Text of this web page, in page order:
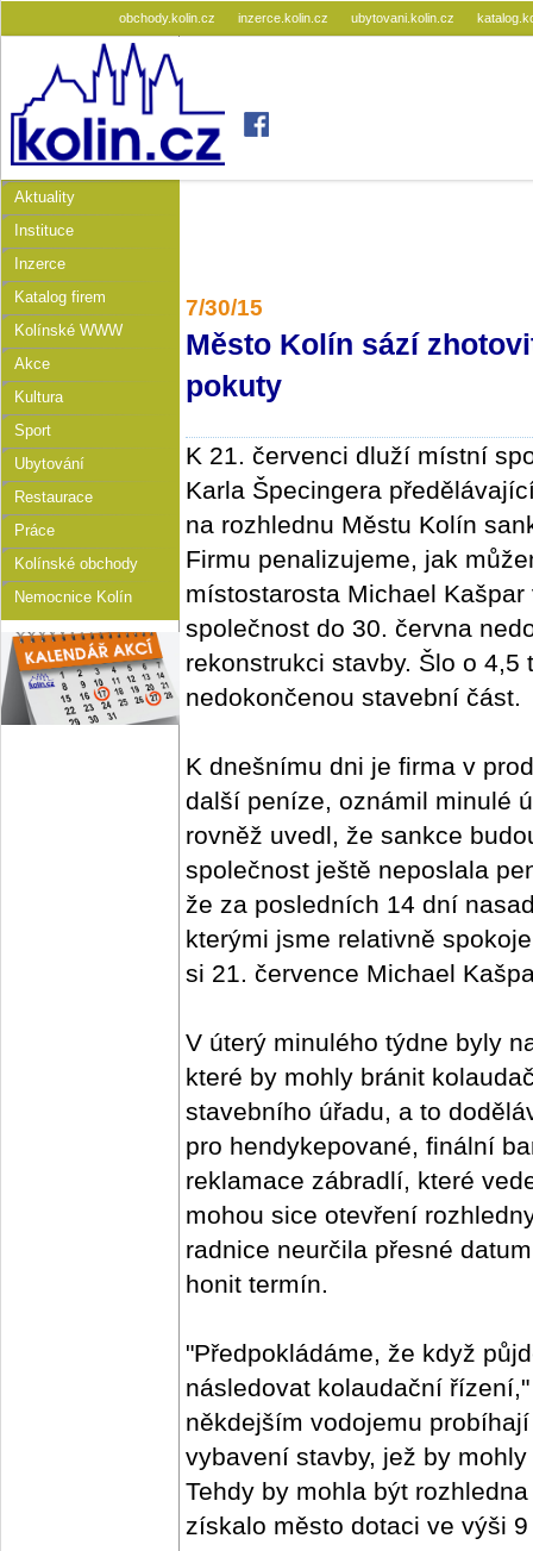
obchody.kolin.cz inzerce.kolin.cz ubytovani.kolin.cz
Aktuality
Instituce
Inzerce
Katalog firem
Kolínské WWW
Akce
Kultura
Sport
Ubytování
Restaurace
Práce
Kolínské obchody
Nemocnice Kolín
7/30/15
Město Kolín sází
pokuty
K 21. červenci dluží místní
Karla Špecingera
na rozhlednu Městu Kolín
Firmu penalizujeme, jak
místostarosta Michael
společnost do 30. června
rekonstrukci stavby. Šlo o
nedokončenou stavební část.
K dnešnímu dni je firma v
další peníze, oznámil minulé
rovněž uvedl, že sankce
společnost ještě neposlala
že za posledních 14 dní
kterými jsme relativně
si 21. července Michael
V úterý minulého týdne byly
které by mohly bránit
stavebního úřadu, a to
pro hendykepované, finální
reklamace zábradlí, které
mohou sice otevření
radnice neurčila přesné
honit termín.
"Předpokládáme, že když
následovat kolaudační
někdejším vodojemu
vybavení stavby, jež by
Tehdy by mohla být
získalo město dotaci ve výši